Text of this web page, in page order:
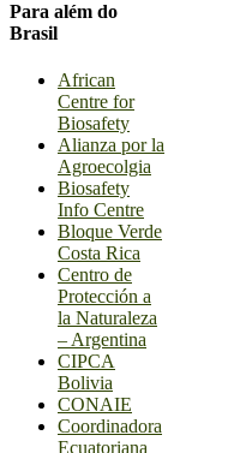
Para além do
Brasil
African
Centre for
Biosafety
Alianza por la
Agroecolgia
Biosafety
Info Centre
Bloque Verde
Costa Rica
Centro de
Protección a
la Naturaleza
– Argentina
CIPCA
Bolivia
CONAIE
Coordinadora
Ecuatoriana